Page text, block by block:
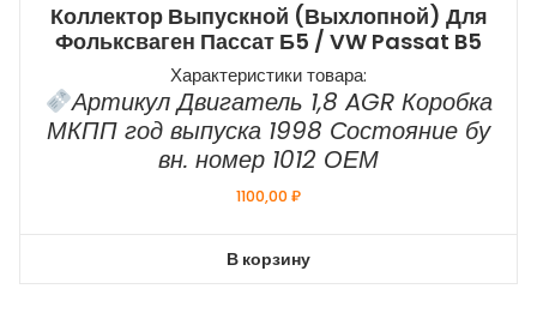
Коллектор Выпускной (выхлопной) Для
Фольксваген Пассат Б5 / VW Passat B5
Характеристики товара:
Артикул Двигатель 1,8 AGR Коробка
МКПП год выпуска 1998 Состояние бу
вн. номер 1012 ОЕМ
1100,00₽
В корзину